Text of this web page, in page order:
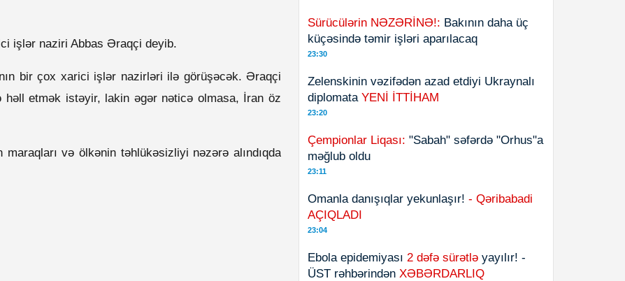
işlər naziri Abbas Əraqçi deyib.
bir çox xarici işlər nazirləri ilə görüşəcək. Əraqçi
həll etmək istəyir, lakin əgər nəticə olmasa, İran öz
və ölkənin təhlükəsizliyi nəzərə alındıqda
Sürücülərin NƏZƏRİNƏ!: Bakının daha üç
küçəsində təmir işləri aparılacaq
23:30
Zelenskinin vəzifədən azad etdiyi Ukraynalı
diplomata YENİ İTTİHAM
23:20
Çempionlar Liqası: "Sabah" səfərdə "Orhus"a
məğlub oldu
23:11
Omanla danışıqlar yekunlaşır! - Qəribabadi
AÇIQLADI
23:04
Ebola epidemiyası 2 dəfə sürətlə yayılır! -
ÜST rəhbərindən XƏBƏRDARLIQ